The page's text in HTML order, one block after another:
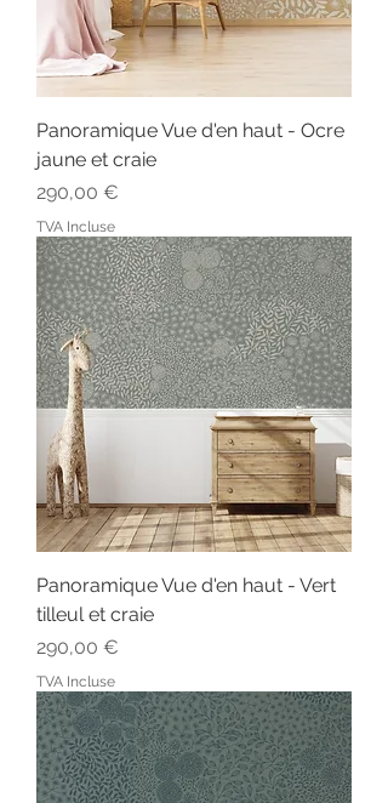
Panoramique Vue d'en haut - Ocre
jaune et craie
Prix
290,00 €
TVA Incluse
Panoramique Vue d'en haut - Vert
tilleul et craie
Prix
290,00 €
TVA Incluse